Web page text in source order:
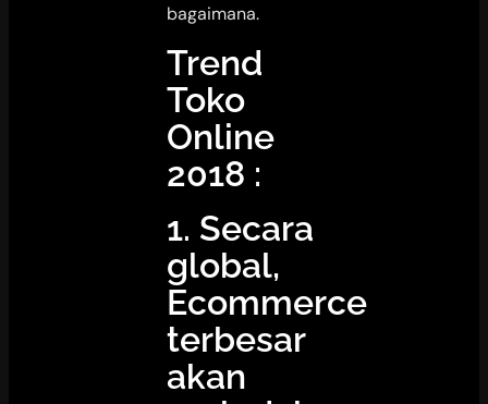
bagaimana.
Trend
Toko
Online
2018 :
1. Secara
global,
Ecommerce
terbesar
akan